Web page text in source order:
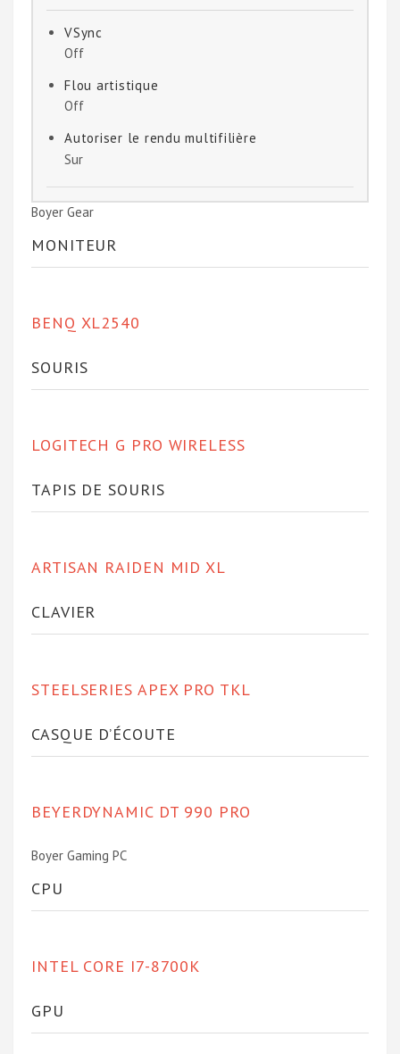
VSync
Off
Flou artistique
Off
Autoriser le rendu multifilière
Sur
Boyer Gear
MONITEUR
BENQ XL2540
SOURIS
LOGITECH G PRO WIRELESS
TAPIS DE SOURIS
ARTISAN RAIDEN MID XL
CLAVIER
STEELSERIES APEX PRO TKL
CASQUE D’ÉCOUTE
BEYERDYNAMIC DT 990 PRO
Boyer Gaming PC
CPU
INTEL CORE I7-8700K
GPU